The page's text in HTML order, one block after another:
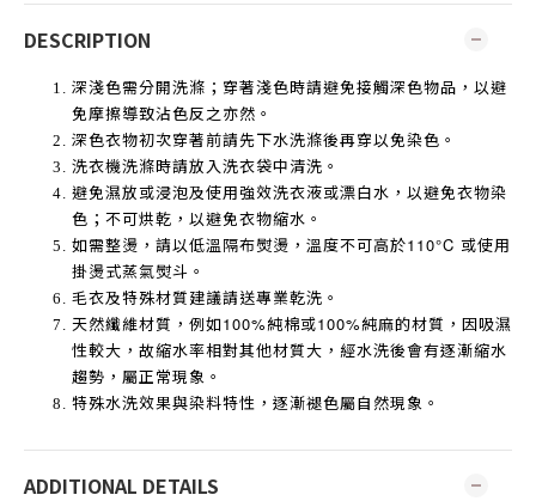
DESCRIPTION
深淺色需分開洗滌；穿著淺色時請避免接觸深色物品，以避
免摩擦導致沾色反之亦然。
深色衣物初次穿著前請先下水洗滌後再穿以免染色。
洗衣機洗滌時請放入洗衣袋中清洗。
避免濕放或浸泡及使用強效洗衣液或漂白水，以避免衣物染
色；不可烘乾，以避免衣物縮水。
如需整燙，請以低溫隔布熨燙，溫度不可高於110°C 或使用
掛燙式蒸氣熨斗。
毛衣及特殊材質建議請送專業乾洗。
天然纖維材質，例如100%純棉或100%純麻的材質，因吸濕
性較大，故縮水率相對其他材質大，經水洗後會有逐漸縮水
趨勢，屬正常現象。
特殊水洗效果與染料特性，逐漸褪色屬自然現象。
ADDITIONAL DETAILS